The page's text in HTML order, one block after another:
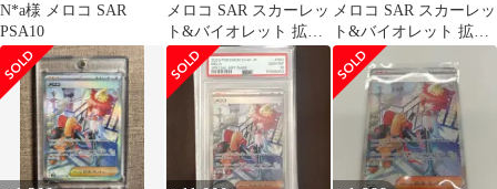
N*a様 メロコ SAR
PSA10
メロコ SAR スカーレッ
ト&バイオレット 拡張
パック 古代の咆哮
092/066
メロコ SAR スカーレッ
ト&バイオレット 拡張
パック 古代の咆哮
092/0…